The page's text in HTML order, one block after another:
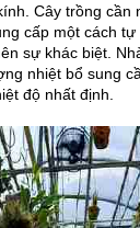
Cây trồng cần
cấp một cách tự
sự khác biệt.
nhiệt bổ sung
độ nhất định.